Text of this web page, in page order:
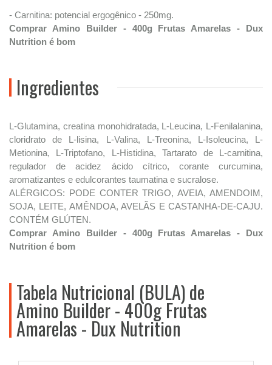
- Carnitina: potencial ergogênico - 250mg.
Comprar Amino Builder - 400g Frutas Amarelas - Dux
Nutrition é bom
Ingredientes
L-Glutamina, creatina monohidratada, L-Leucina, L-Fenilalanina,
cloridrato de L-lisina, L-Valina, L-Treonina, L-Isoleucina, L-
Metionina, L-Triptofano, L-Histidina, Tartarato de L-carnitina,
regulador de acidez ácido cítrico, corante curcumina,
aromatizantes e edulcorantes taumatina e sucralose.
ALÉRGICOS: PODE CONTER TRIGO, AVEIA, AMENDOIM,
SOJA, LEITE, AMÊNDOA, AVELÃS E CASTANHA-DE-CAJU.
CONTÉM GLÚTEN.
Comprar Amino Builder - 400g Frutas Amarelas - Dux
Nutrition é bom
Tabela Nutricional (BULA) de
Amino Builder - 400g Frutas
Amarelas - Dux Nutrition